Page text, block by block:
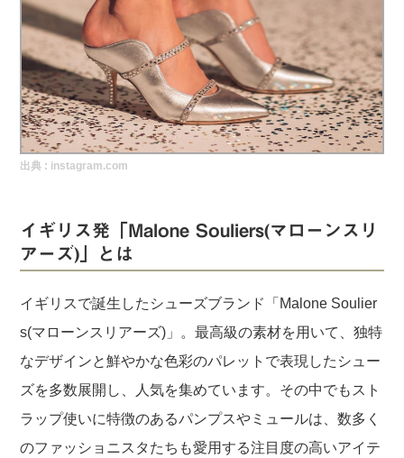
バイマ活動の疑問に売れっ子現役バイヤーが答えてみた
実録！海外ショップで買ってみた！
海外SHOP LIST
出典 : instagram.com
イギリス発「Malone Souliers(マローンスリ
アーズ)」とは
イギリスで誕生したシューズブランド「Malone Soulier
s(マローンスリアーズ)」。最高級の素材を用いて、独特
なデザインと鮮やかな色彩のパレットで表現したシュー
ズを多数展開し、人気を集めています。その中でもスト
ラップ使いに特徴のあるパンプスやミュールは、数多く
のファッショニスタたちも愛用する注目度の高いアイテ